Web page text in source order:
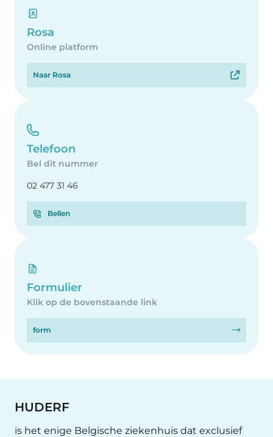
Rosa
Online platform
Naar Rosa
Telefoon
Bel dit nummer
02 477 31 46
Bellen
Formulier
Klik op de bovenstaande link
form
HUDERF
is het enige Belgische ziekenhuis dat exclusief